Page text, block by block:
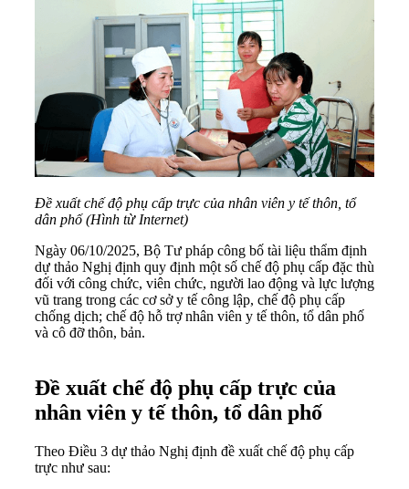
Đề xuất chế độ phụ cấp trực của nhân viên y tế thôn, tổ
dân phố (Hình từ Internet)
Ngày 06/10/2025, Bộ Tư pháp công bố tài liệu thẩm định
dự thảo Nghị định quy định một số chế độ phụ cấp đặc thù
đối với công chức, viên chức, người lao động và lực lượng
vũ trang trong các cơ sở y tế công lập, chế độ phụ cấp
chống dịch; chế độ hỗ trợ nhân viên y tế thôn, tổ dân phố
và cô đỡ thôn, bản.
Đề xuất chế độ phụ cấp trực của
nhân viên y tế thôn, tổ dân phố
Theo Điều 3 dự thảo Nghị định đề xuất chế độ phụ cấp
trực như sau: